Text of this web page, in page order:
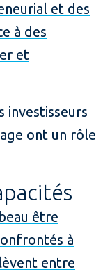
et des
à des
et
investisseurs
ont un rôle
être
à
entre